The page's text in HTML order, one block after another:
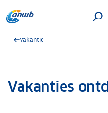
Vakantie
Vakanties